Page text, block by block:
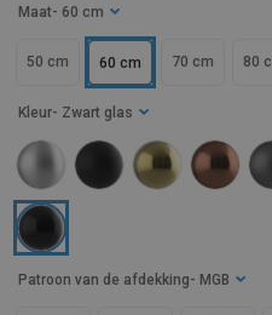
Maat - 60 cm
50 cm 60 cm 70 cm 80
Kleur - Zwart glas
Patroon van de afdekking - MGB